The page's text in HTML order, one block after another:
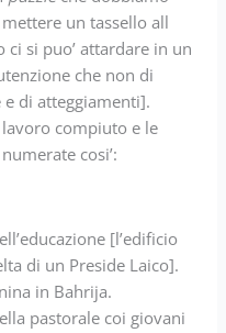
un tassello all
si puo’ attardare in un
che non di
di atteggiamenti].
compiuto e le
cosi’:
[l’edificio
di un Preside Laico].
in Bahrija.
pastorale coi giovani